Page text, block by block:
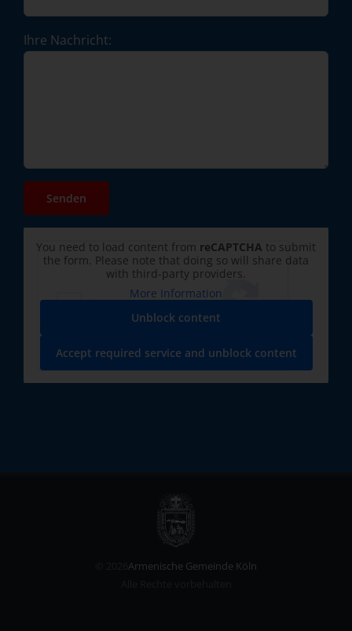
Ihre Nachricht:
You need to load content from reCAPTCHA to submit
the form. Please note that doing so will share data
with third-party providers.
More Information
Unblock content
Accept required service and unblock content
Armenische Gemeinde Köln